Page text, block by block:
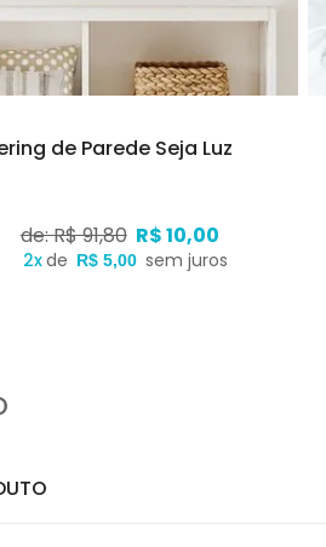
de Parede Seja Luz
de: R$ 91,80 R$ 10,00
2xde R$ 5,00 sem juros